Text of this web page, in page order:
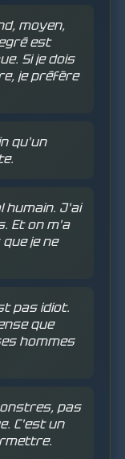
moyen,
est
Si je dois
je préfère
qu'un
humain. J'ai
Et on m'a
je ne
pas idiot.
que
hommes
pas
C'est un